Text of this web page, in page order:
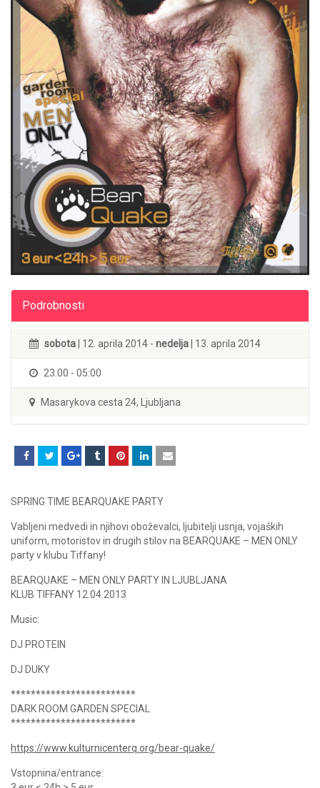
Podrobnosti
sobota | 12. aprila 2014 - nedelja | 13. aprila 2014
23:00 - 05:00
Masarykova cesta 24, Ljubljana
SPRING TIME BEARQUAKE PARTY
Vabljeni medvedi in njihovi oboževalci, ljubitelji usnja, vojaških
uniform, motoristov in drugih stilov na BEARQUAKE – MEN ONLY
party v klubu Tiffany!
BEARQUAKE – MEN ONLY PARTY IN LJUBLJANA
KLUB TIFFANY 12.04.2013
Music:
DJ PROTEIN
DJ DUKY
*************************
DARK ROOM GARDEN SPECIAL
*************************
https://www.kulturnicenterq.org/bear-quake/
Vstopnina/entrance: